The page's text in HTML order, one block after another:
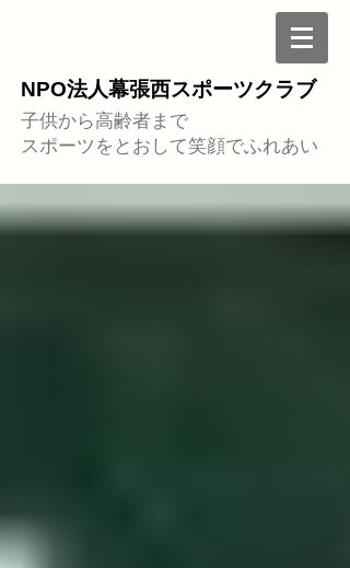
NPO法人幕張西スポーツクラブ
子供から高齢者まで
スポーツをとおして笑顔でふれあい